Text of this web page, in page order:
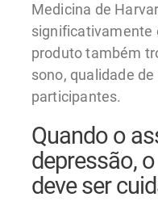
Medicina de
significativamente
produto também
sono, qualidade
participantes.
Quando o
depressão,
deve ser